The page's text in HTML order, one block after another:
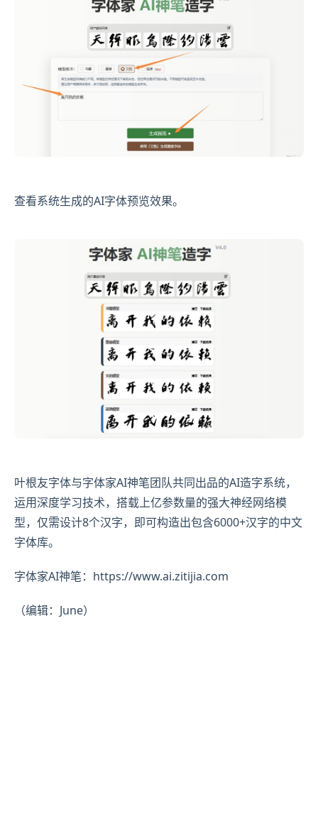
查看系统生成的AI字体预览效果。
叶根友字体与字体家AI神笔团队共同出品的AI造字系统，
运用深度学习技术，搭载上亿参数量的强大神经网络模
型，仅需设计8个汉字，即可构造出包含6000+汉字的中文
字体库。
字体家AI神笔：https://www.ai.zitijia.com
（编辑：June）